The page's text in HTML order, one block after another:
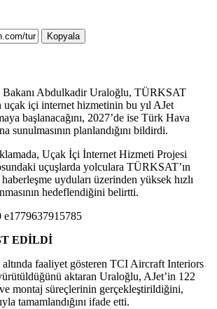
Kopyala
Bakanı Abdulkadir Uraloğlu, TÜRKSAT
uçak içi internet hizmetinin bu yıl AJet
başlanacağını, 2027’de ise Türk Hava
sunulmasının planlandığını bildirdi.
Uçak İçi İnternet Hizmeti Projesi
uçuşlarda yolculara TÜRKSAT’ın
uyduları üzerinden yüksek hızlı
hedeflendiğini belirtti.
EDİLDİ
altında faaliyet gösteren TCI Aircraft Interiors
aktaran Uraloğlu, AJet’in 122
montaj süreçlerinin gerçekleştirildiğini,
tamamlandığını ifade etti.